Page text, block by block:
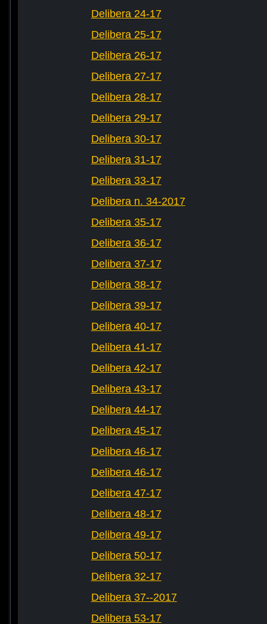
Delibera 24-17
Delibera 25-17
Delibera 26-17
Delibera 27-17
Delibera 28-17
Delibera 29-17
Delibera 30-17
Delibera 31-17
Delibera 33-17
Delibera n. 34-2017
Delibera 35-17
Delibera 36-17
Delibera 37-17
Delibera 38-17
Delibera 39-17
Delibera 40-17
Delibera 41-17
Delibera 42-17
Delibera 43-17
Delibera 44-17
Delibera 45-17
Delibera 46-17
Delibera 46-17
Delibera 47-17
Delibera 48-17
Delibera 49-17
Delibera 50-17
Delibera 32-17
Delibera 37--2017
Delibera 53-17